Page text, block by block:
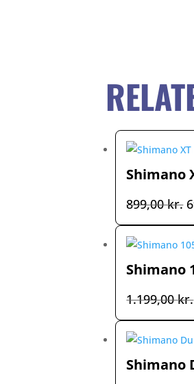
Shimano
899,00kr.
Shimano
1.199,00kr.
Shimano